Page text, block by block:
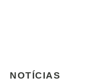
NOTÍCIAS